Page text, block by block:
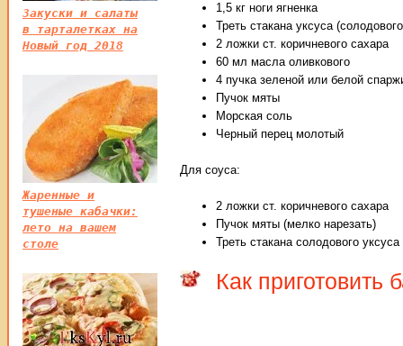
1,5 кг ноги ягненка
Треть стакана уксуса
2 ложки ст. коричневого сахара
60 мл масла оливкового
4 пучка зеленой или белой
Пучок мяты
Морская соль
Черный перец молотый
Для соуса:
2 ложки ст. коричневого сахара
Пучок мяты (мелко нарезать)
Треть стакана солодового уксуса
Как приготовить
Закуски и салаты
в тарталетках на
Новый год 2018
Жаренные и
тушеные кабачки:
лето на вашем
столе